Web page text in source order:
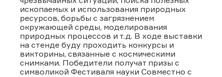
ископаемых и использования природных
ресурсов, борьбы с загрязнением
окружающей среды, моделирования
природных процессов и т.д. В ходе выставки
на стенде буду проходить конкурсы и
викторины, связанные с космическими
снимками. Победители получат призы с
символикой Фестиваля науки Cовместно с